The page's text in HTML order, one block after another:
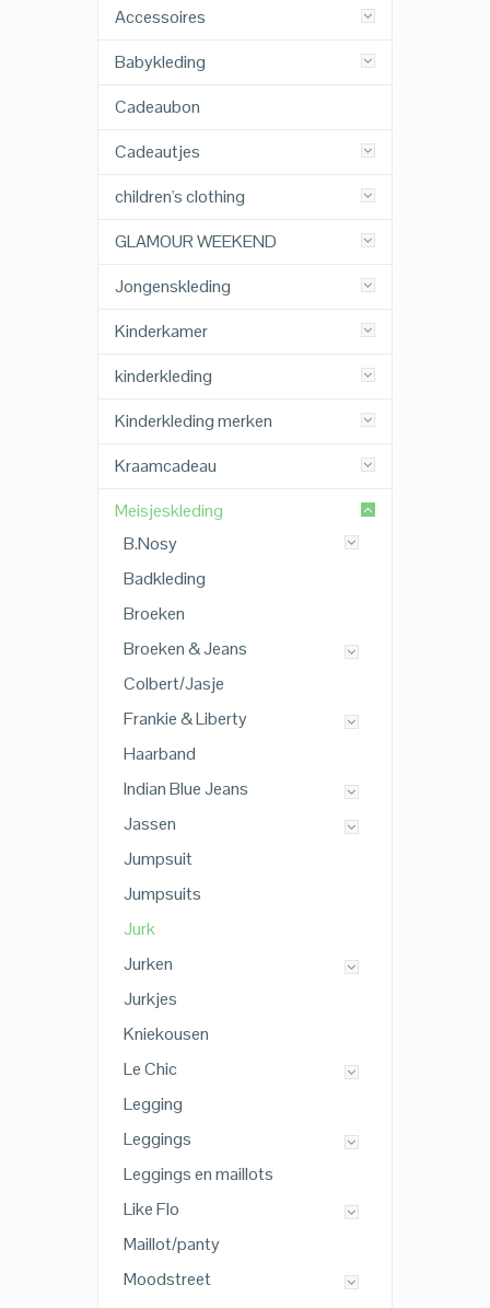
Accessoires
Babykleding
Cadeaubon
Cadeautjes
children's clothing
GLAMOUR WEEKEND
Jongenskleding
Kinderkamer
kinderkleding
Kinderkleding merken
Kraamcadeau
Meisjeskleding
B.Nosy
Badkleding
Broeken
Broeken & Jeans
Colbert/Jasje
Frankie & Liberty
Haarband
Indian Blue Jeans
Jassen
Jumpsuit
Jumpsuits
Jurk
Jurken
Jurkjes
Kniekousen
Le Chic
Legging
Leggings
Leggings en maillots
Like Flo
Maillot/panty
Moodstreet